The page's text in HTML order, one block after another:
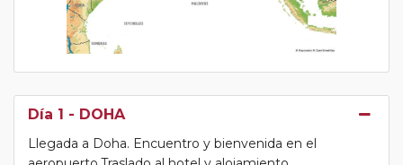
Día 1 - DOHA
Llegada a Doha. Encuentro y bienvenida en el